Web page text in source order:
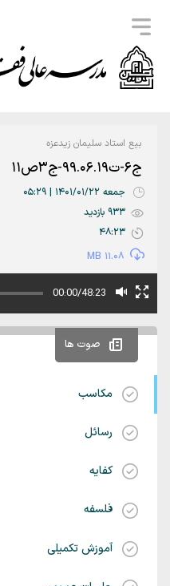
صوت ها
مکاسب
رسائل
کفایه
فلسفه
آموزش تکمیلی
بیع استاد سلیمان زیدعزه
ج6-ت99.06.19-ج3ص11
جمعه 1401/01/22 | 05:29
933 بازدید
48:23
11.08 MB
00:00/48:23